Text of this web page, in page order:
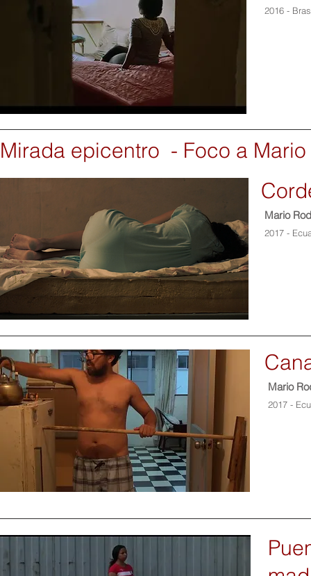
2016 -
Mirada epicentro - Foco a
2017 -
Mario
Mario
2017 -